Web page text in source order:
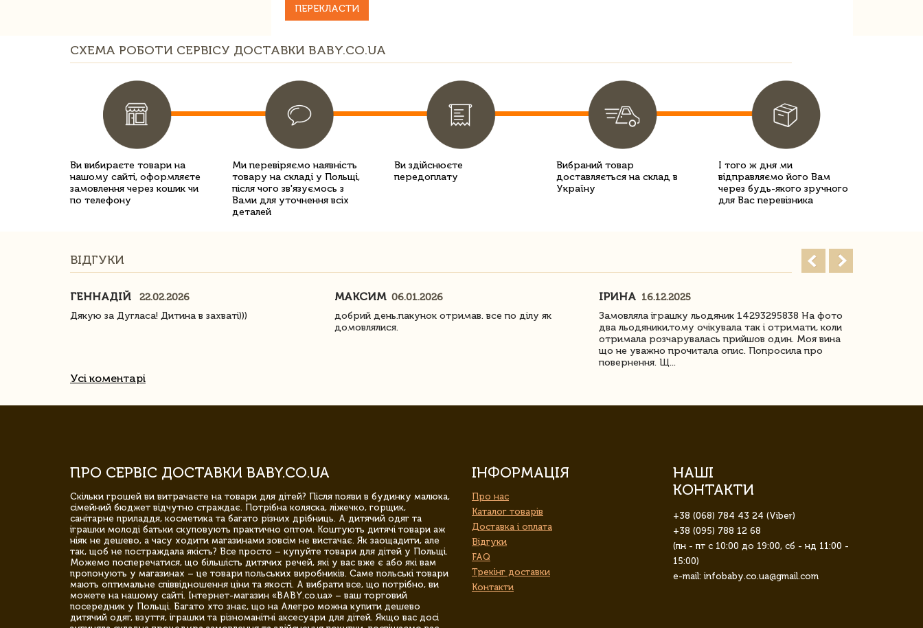
ПЕРЕКЛАСТИ
СХЕМА РОБОТИ СЕРВІСУ ДОСТАВКИ BABY.CO.UA
Ви вибираєте товари на
нашому сайті, оформляєте
замовлення через кошик чи
по телефону
Ми перевіряємо наявність
товару на складі у Польщі,
після чого зв'язуємось з
Вами для уточнення всіх
деталей
Ви здійснюєте
передоплату
Вибраний товар
доставляється на склад в
Україну
І того ж дня ми
відправляємо його Вам
через будь-якого зручного
для Вас перевізника
ВІДГУКИ
ГЕННАДІЙ
22.02.2026
Дякую за Дугласа! Дитина в захваті)))
МАКСИМ 06.01.2026
добрий день.пакунок отримав. все по ділу як
домовлялися.
ІРИНА 16.12.2025
Замовляла іграшку льодяник 14293295838 На фото
два льодяники,тому очікувала так і отримати, коли
отримала розчарувалась прийшов один. Моя вина
що не уважно прочитала опис. Попросила про
повернення. Щ...
Усі коментарі
ПРО СЕРВІС ДОСТАВКИ BABY.CO.UA
Скільки грошей ви витрачаєте на товари для дітей? Після появи в будинку малюка,
сімейний бюджет відчутно страждає. Потрібна коляска, ліжечко, горщик,
санітарне приладдя, косметика та багато різних дрібниць. А дитячий одяг та
іграшки молоді батьки скуповують практично оптом. Коштують дитячі товари аж
ніяк не дешево, а часу ходити магазинами зовсім не вистачає. Як заощадити, але
так, щоб не постраждала якість? Все просто – купуйте товари для дітей у Польщі.
Можемо посперечатися, що більшість дитячих речей, які у вас вже є або які вам
пропонують у магазинах – це товари польських виробників. Саме польські товари
мають оптимальне співвідношення ціни та якості. А вибрати все, що потрібно, ви
можете на нашому сайті. Інтернет-магазин «BABY.co.ua» – ваш торговий
посередник у Польщі. Багато хто знає, що на Алегро можна купити дешево
дитячий одяг, взуття, іграшки та різноманітні аксесуари для дітей. Якщо вас досі
ІНФОРМАЦІЯ
Про нас
Каталог товарів
Доставка і оплата
Відгуки
FAQ
Трекінг доставки
Контакти
НАШІ
КОНТАКТИ
+38 (068) 784 43 24 (Viber)
+38 (095) 788 12 68
(пн - пт с 10:00 до 19:00, сб - нд 11:00 -
15:00)
e-mail: infobaby.co.ua@gmail.com